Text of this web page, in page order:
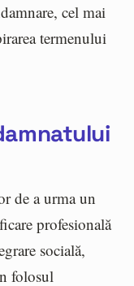
cel mai
termenului
de a urma un
profesională
socială,
folosul